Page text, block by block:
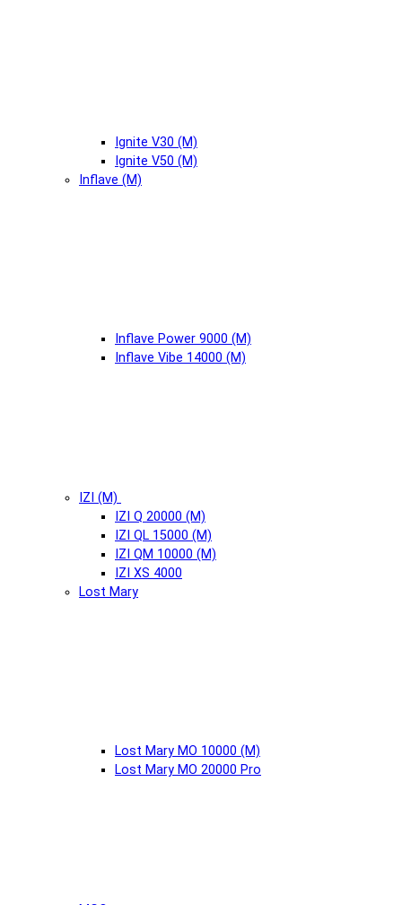
Ignite V30 (М)
Ignite V50 (М)
Inflave (М)
Inflave Power 9000 (М)
Inflave Vibe 14000 (М)
IZI (М)
IZI Q 20000 (М)
IZI QL 15000 (М)
IZI QM 10000 (М)
IZI XS 4000
Lost Mary
Lost Mary MO 10000 (М)
Lost Mary MO 20000 Pro